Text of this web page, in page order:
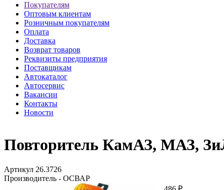
Покупателям
Оптовым клиентам
Розничным покупателям
Оплата
Доставка
Возврат товаров
Реквизиты предприятия
Поставщикам
Автокаталог
Автосервис
Вакансии
Контакты
Новости
Повторитель КамАЗ, МАЗ,
Артикул 26.3726
Производитель - ОСВАР